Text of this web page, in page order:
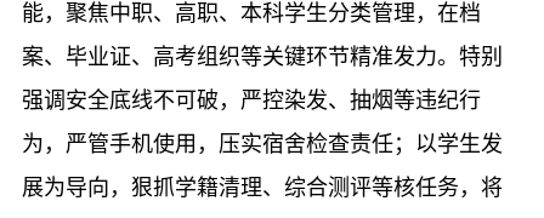
能，聚焦中职、高职、本科学生分类管理，在档
案、 毕业证、高考组织等关键环节精准发力。特别
强调安全底线不可破，严控染发、抽烟等违纪行
为，严管手机使用，压实宿舍检查责任；
以学生发
展为导向， 狠抓学籍清理、综合测评等核任务，将